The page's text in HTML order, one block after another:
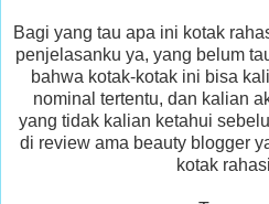
Bagi yang tau apa ini kotak
penjelasanku ya, yang belum
bahwa kotak-kotak ini bisa
nominal tertentu, dan kalian
yang tidak kalian ketahui
di review ama beauty blogger
kotak